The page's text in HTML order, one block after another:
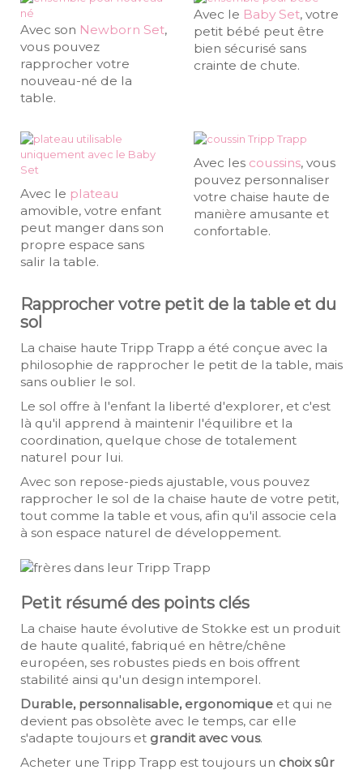
Avec son Newborn Set,
vous pouvez
rapprocher votre
nouveau-né de la
table.
Avec le Baby Set, votre
petit bébé peut être
bien sécurisé sans
crainte de chute.
Avec le plateau
amovible, votre enfant
peut manger dans son
propre espace sans
salir la table.
Avec les coussins, vous
pouvez personnaliser
votre chaise haute de
manière amusante et
confortable.
Rapprocher votre petit de la table et du
sol
La chaise haute Tripp Trapp a été conçue avec la
philosophie de rapprocher le petit de la table, mais
sans oublier le sol.
Le sol offre à l'enfant la liberté d'explorer, et c'est
là qu'il apprend à maintenir l'équilibre et la
coordination, quelque chose de totalement
naturel pour lui.
Avec son repose-pieds ajustable, vous pouvez
rapprocher le sol de la chaise haute de votre petit,
tout comme la table et vous, afin qu'il associe cela
à son espace naturel de développement.
Petit résumé des points clés
La chaise haute évolutive de Stokke est un produit
de haute qualité, fabriqué en hêtre/chêne
européen, ses robustes pieds en bois offrent
stabilité ainsi qu'un design intemporel.
Durable, personnalisable, ergonomique et qui ne
devient pas obsolète avec le temps, car elle
s'adapte toujours et grandit avec vous.
Acheter une Tripp Trapp est toujours un choix sûr